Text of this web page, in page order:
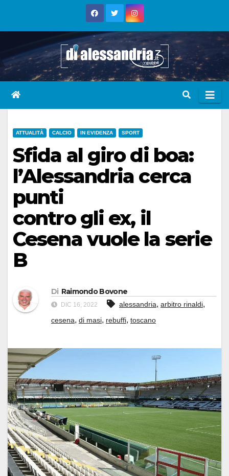
ATTUALITÀ CALCIO IN EVIDENZA SPORT
Sfida al giro di boa:
l’Alessandria cerca
punti
contro gli ex, il
Cesena vuole la serie
B
Di Raimondo Bovone
DIC 16, 2022 alessandria, arbitro rinaldi,
cesena, di masi, rebuffi, toscano